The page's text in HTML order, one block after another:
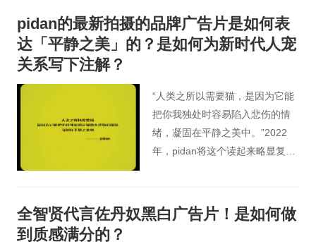
角将女性本身的美解放出来，用6
个女性的经历回到美的探讨上，
美不是问题，谁说了算，才是真
pidan的最新拍摄的品牌广告片是如何表
达「平静之美」的？是如何为新时代人宠
关系写下注解？
“人类之所以需要猫，是因为它能
把你我独处时容易陷入悲伤的情
绪，凝固在平静之美中。”2022
年，pidan将这个读起来略显复杂
着创始人马文飞的切身经历，也
总结出他对当代人宠关系的具身
全智贤代言佐丹奴黑白广告片！是如何做
到质感满分的？